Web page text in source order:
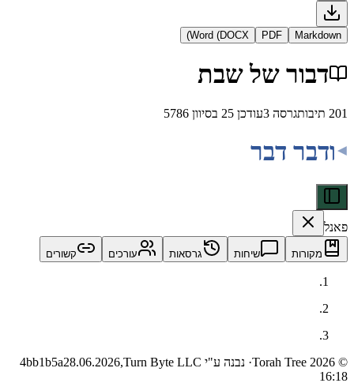
PDF
Word (DOCX)
של שבת
גרסה 3עודכן 25 בסיוון 5786
דבר
שיחות גרסאות עורכים קשורים
· נבנה ע"י Turn Byte LLC 4bb1b5a28.06.2026,